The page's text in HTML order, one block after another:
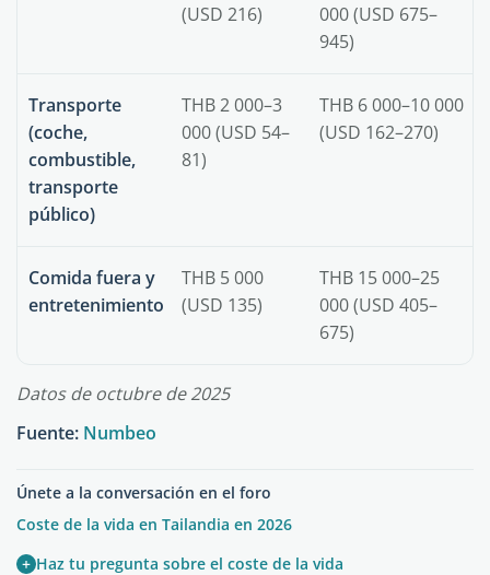
(USD 216)
000 (USD 675–
945)
Transporte
(coche,
combustible,
transporte
público)
THB 2 000–3
000 (USD 54–
81)
THB 6 000–10 000
(USD 162–270)
Comida fuera y
entretenimiento
THB 5 000
(USD 135)
THB 15 000–25
000 (USD 405–
675)
Datos de octubre de 2025
Fuente: Numbeo
Únete a la conversación en el foro
Coste de la vida en Tailandia en 2026
+ Haz tu pregunta sobre el coste de la vida